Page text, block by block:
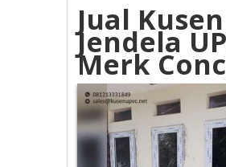
Jual Kusen
Jendela
Merk